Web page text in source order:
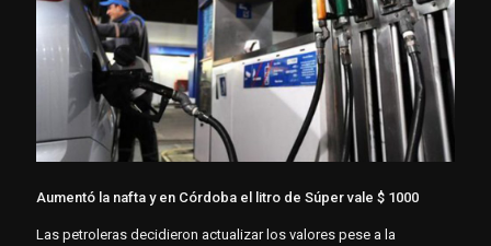
Aumentó la nafta y en Córdoba el litro de Súper vale $ 1000
Las petroleras decidieron actualizar los valores pese a la